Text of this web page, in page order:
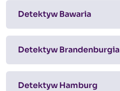
Detektyw Bawaria
Detektyw Brandenburgia
Detektyw Hamburg